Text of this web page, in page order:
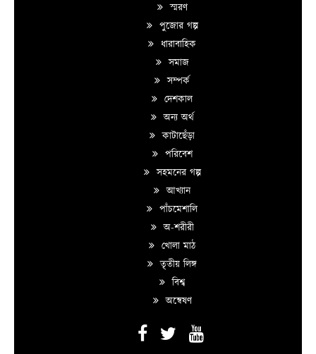
স্মরণ
পুজোর গল্প
ধারাবাহিক
সমাজ
সম্পর্ক
দেশকাল
অন্য অর্থ
কাটাছেঁড়া
পরিবেশ
সহমনের গল্প
আখ্যান
পাঁচমেশালি
অ-শরীরী
খোলা মাঠ
তৃতীয় লিঙ্গ
বিশ্ব
অন্বেষণ